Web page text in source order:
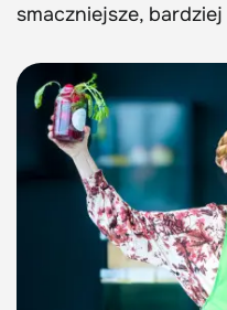
smaczniejsze,